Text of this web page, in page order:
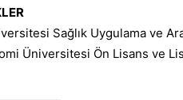
Sağlık Uygulama ve
Üniversitesi Ön Lisans ve